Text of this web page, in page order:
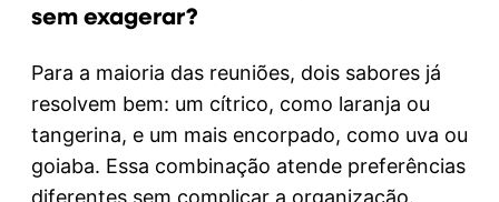
sem exagerar?
Para a maioria das reuniões, dois sabores já
resolvem bem: um cítrico, como laranja ou
tangerina, e um mais encorpado, como uva ou
goiaba. Essa combinação atende preferências
diferentes sem complicar a organização.